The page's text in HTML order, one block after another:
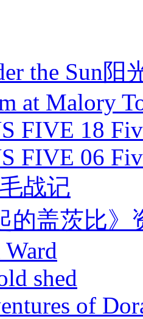
the Sun阳
at Malory
FIVE 18
FIVE 06
战记
的盖茨比》
shed
of